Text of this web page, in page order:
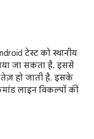
टेस्ट को स्थानीय
जा सकता है. इससे
हो जाती है. इसके
लाइन विकल्पों की